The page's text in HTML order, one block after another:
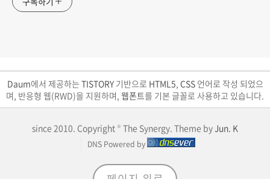
Daum에서 제공하는 TISTORY기반으로 HTML5, CSS언어로 작성 되었으
며, 반응형 웹(RWD)을 지원하며, 웹폰트를 기본 글꼴로 사용하고 있습니다.
since 2010. Copyright © The Synergy. Theme byJun. K
DNS Powered by